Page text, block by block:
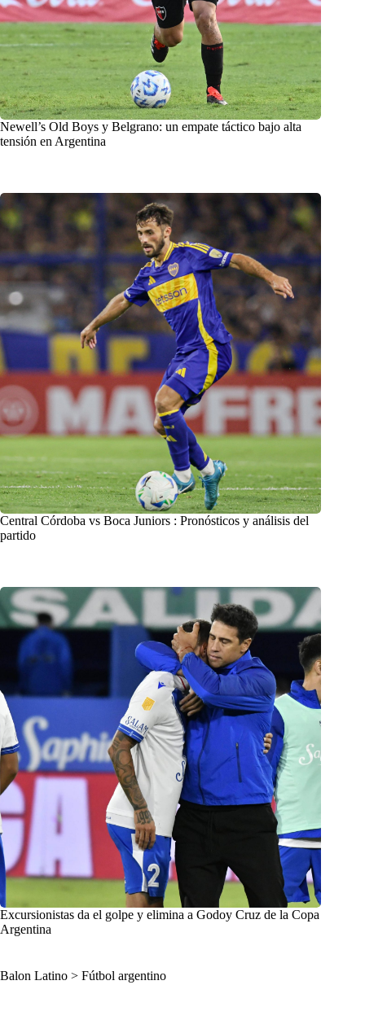
Newell’s Old Boys y Belgrano: un empate táctico bajo alta
tensión en Argentina
Central Córdoba vs Boca Juniors : Pronósticos y análisis del
partido
Excursionistas da el golpe y elimina a Godoy Cruz de la Copa
Argentina
Balon Latino > Fútbol argentino